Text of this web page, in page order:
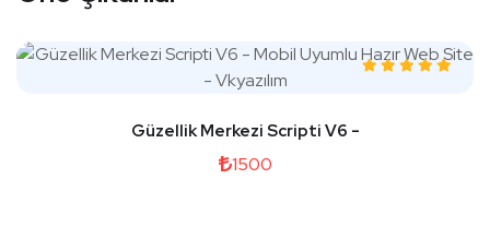
Güzellik Merkezi Scripti V6 -
1500